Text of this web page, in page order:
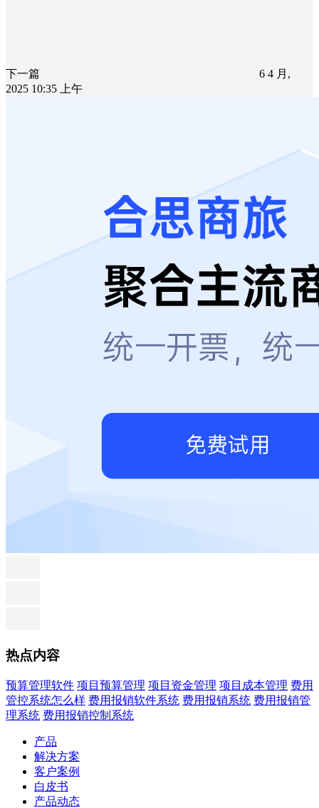
下一篇
6 4 月,
2025 10:35 上午
热点内容
预算管理软件 项目预算管理 项目资金管理 项目成本管理 费用
管控系统怎么样 费用报销软件系统 费用报销系统 费用报销管
理系统 费用报销控制系统
产品
解决方案
客户案例
白皮书
产品动态